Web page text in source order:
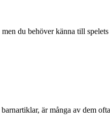
du behöver känna till
är många av dem